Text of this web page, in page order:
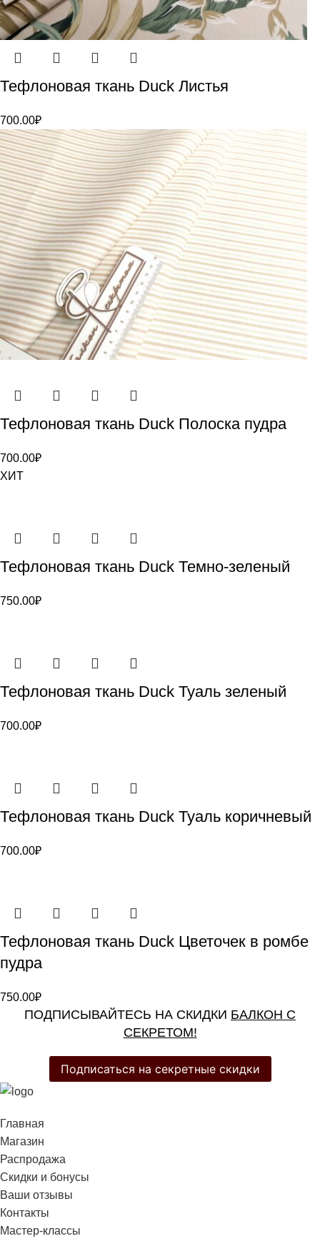
Тефлоновая ткань Duck Листья
700.00₽
Тефлоновая ткань Duck Полоска пудра
700.00₽
ХИТ
Тефлоновая ткань Duck Темно-зеленый
750.00₽
Тефлоновая ткань Duck Туаль зеленый
700.00₽
Тефлоновая ткань Duck Туаль коричневый
700.00₽
Тефлоновая ткань Duck Цветочек в ромбе
пудра
750.00₽
ПОДПИСЫВАЙТЕСЬ НА СКИДКИ БАЛКОН С
СЕКРЕТОМ!
Подписаться на секретные скидки
Главная
Магазин
Распродажа
Cкидки и бонусы
Ваши отзывы
Контакты
Мастер-классы